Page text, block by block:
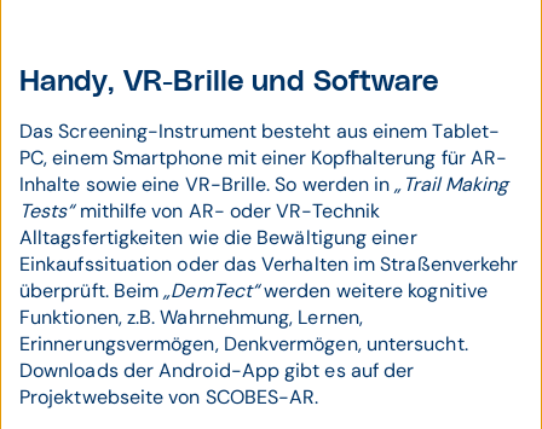
Handy, VR-Brille und Software
Das Screening-Instrument besteht aus einem Tablet-
PC, einem Smartphone mit einer Kopfhalterung für AR-
Inhalte sowie eine VR-Brille. So werden in„Trail Making
Tests“mithilfe von AR- oder VR-Technik
Alltagsfertigkeiten wie die Bewältigung einer
Einkaufssituation oder das Verhalten im Straßenverkehr
überprüft. Beim„DemTect“werden weitere kognitive
Funktionen, z.B. Wahrnehmung, Lernen,
Erinnerungsvermögen, Denkvermögen, untersucht.
Downloads der Android-App gibt es auf der
Projektwebseite von SCOBES-AR.